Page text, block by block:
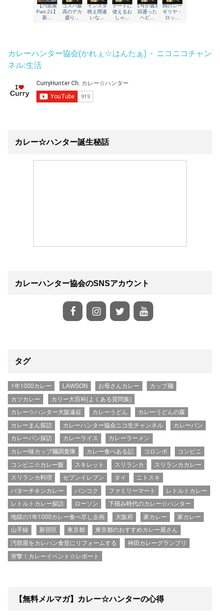
カレーハンター協会(かれぇ☆はんたぁ) - ニコニコチャン
ネル:生活
カレー☆ハンター誕生秘話
カレーハンター協会のSNSアカウント
タグ
1年1000カレー LAWSON お母さんカレー
カップ麺
カツカレー
カリー大百科(よくある質問集)
カレー☆ハンター大阪遠征
カレーうどん
カレーうどんの森
カレーまん探訪
カレーハンター協会ニコ生チャンネル
カレーパン
カレーパン探訪
カレーライス
カレーラーメン
カレー味カップ麺調査隊
カレー食べある記 コロンボ
コンビニ
コンビニ☆カレー飯
スキレット スリランカ
スリランカカレー
スリランカ料理
セブンイレブン タイ
ニトスキ
バターチキンカレー
バンコク ファミリーマート
レトルトカレー
レトルトカレー探訪
ローソン
下積み時代のカレー☆ハンター
地獄の1年1000カレー食べ尽し企画
大阪府 家カレー
家カレー
山手線
新宿区 東京都
東京都のおすすめカレー屋さん
汚部屋をカレハン食堂にリフォームする
神田カレーグランプリ
突撃！カレーイベント☆レポート
【無料メルマガ】カレー☆ハンターの心得